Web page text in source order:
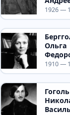
1926 —
Ольга
1910 —
Гоголь